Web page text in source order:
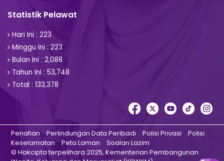
Statistik Pelawat
Hari Ini : 223
Minggu Ini : 223
Bulan Ini : 2,088
Tahun Ini : 53,748
Total : 133,378
Penafian Perlindungan Data Peribadi Polisi Privasi
Polisi
Keselamatan
Peta Laman
Soalan Lazim
© Hakcipta terpelihara 2025, Kementerian Pembangunan